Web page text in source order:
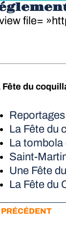
file=
Fête du
La Fête du
La tombola
Saint-
Une Fête
La Fête du
PRÉCÉDENT